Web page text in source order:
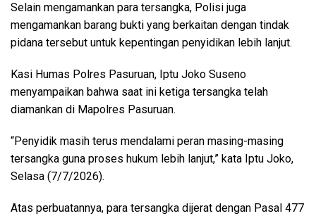
Selain mengamankan para tersangka, Polisi juga
mengamankan barang bukti yang berkaitan dengan tindak
pidana tersebut untuk kepentingan penyidikan lebih lanjut.
Kasi Humas Polres Pasuruan, Iptu Joko Suseno
menyampaikan bahwa saat ini ketiga tersangka telah
diamankan di Mapolres Pasuruan.
“Penyidik masih terus mendalami peran masing-masing
tersangka guna proses hukum lebih lanjut,” kata Iptu Joko,
Selasa (7/7/2026).
Atas perbuatannya, para tersangka dijerat dengan Pasal 477